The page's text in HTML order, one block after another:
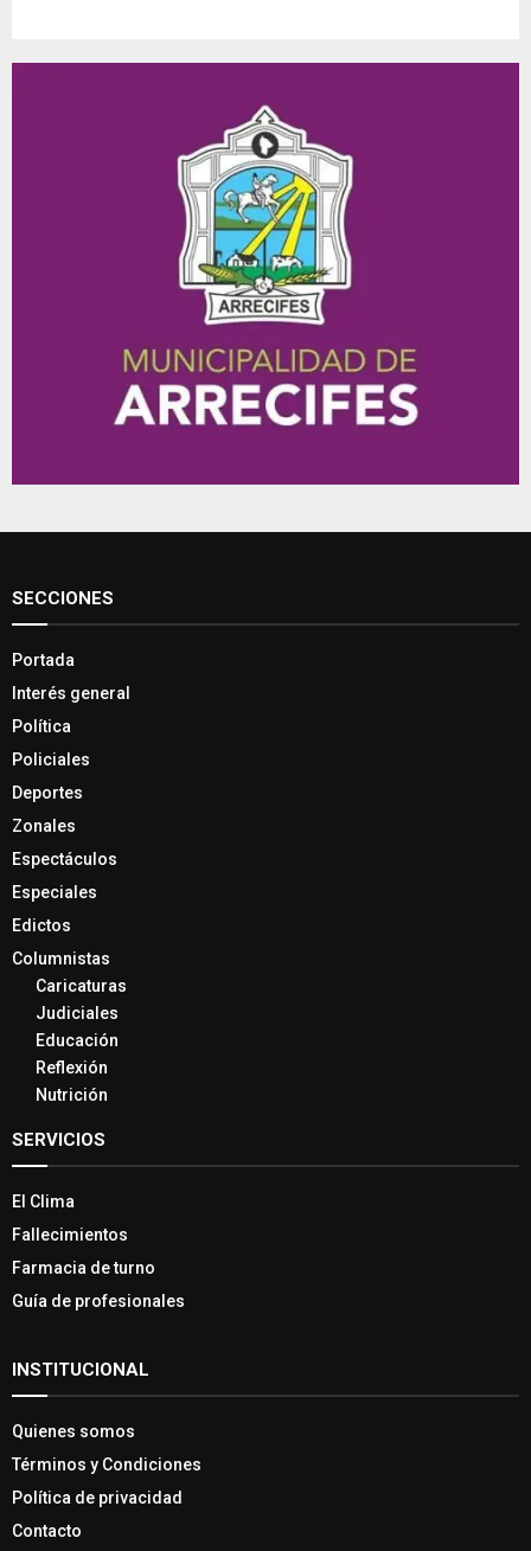
SECCIONES
Portada
Interés general
Política
Policiales
Deportes
Zonales
Espectáculos
Especiales
Edictos
Columnistas
Caricaturas
Judiciales
Educación
Reflexión
Nutrición
SERVICIOS
El Clima
Fallecimientos
Farmacia de turno
Guía de profesionales
INSTITUCIONAL
Quienes somos
Términos y Condiciones
Política de privacidad
Contacto